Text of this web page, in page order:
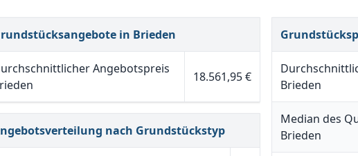
in Brieden
Angebotspreis
18.561,95 €
nach Grundstückstyp
Brieden
Median des
Brieden